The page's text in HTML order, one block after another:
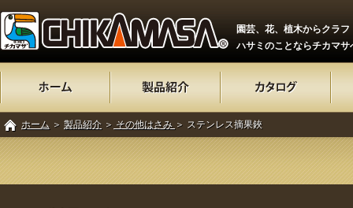
園芸、花、植木からクラフ
ハサミのことならチカマサ
ホーム ＞ 製品紹介 ＞ その他はさみ ＞ ステンレス摘果鋏